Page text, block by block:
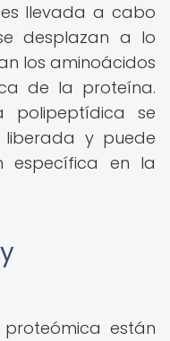
llevada a cabo
desplazan a lo
los aminoácidos
de la proteína.
polipeptídica se
y puede
específica en la
están